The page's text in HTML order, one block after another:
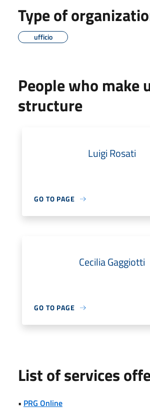
Type of
ufficio
People who make
structure
Luigi Rosati
GO TO PAGE
Cecilia Gaggiotti
GO TO PAGE
List of services
• PRG Online